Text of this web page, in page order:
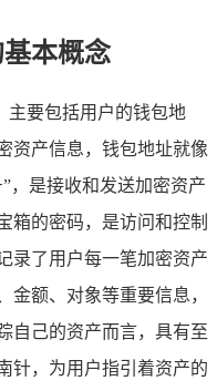
本概念
主要包括用户的钱包地
资产信息，钱包地址就像
，是接收和发送加密资产
箱的密码，是访问和控制
录了用户每一笔加密资产
金额、对象等重要信息，
自己的资产而言，具有至
针，为用户指引着资产的